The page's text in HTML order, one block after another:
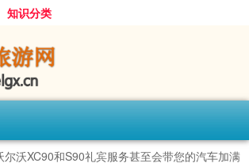
知识分类
尔沃XC90和S90礼宾服务甚至会带您的汽车加满